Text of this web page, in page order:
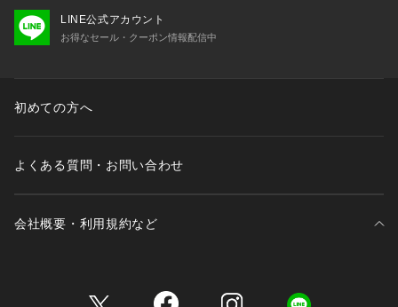
ができます。
ります。また、パソコン・スマートフォンなどの環境により、
若干製品と画像のカラーが異なる場合もございます。
LINE公式アカウント
お得なセール・クーポン情報配信中
初めての方へ
よくある質問・お問い合わせ
会社概要・利用規約など